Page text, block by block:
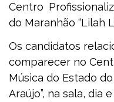
Centro
do Maranhão “Lilah
Os candidatos
comparecer no
Música do Estado
Araújo”, na sala, dia